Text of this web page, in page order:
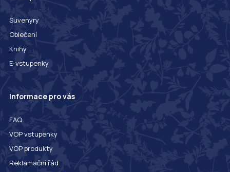
Suvenýry
Oblečení
Knihy
E-vstupenky
Informace pro vás
FAQ
VOP vstupenky
VOP produkty
Reklamační řád